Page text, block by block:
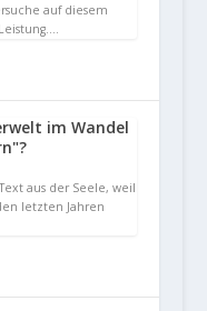
auf diesem
im Wandel
aus der Seele, weil
letzten Jahren